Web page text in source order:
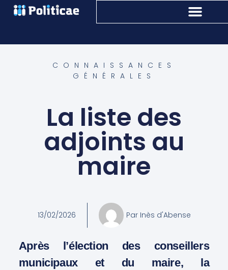
CONNAISSANCES
GÉNÉRALES
La liste des
adjoints au
maire
13/02/2026 ParInès d'Abense
Après l’élection des conseillers
municipaux et du maire, la